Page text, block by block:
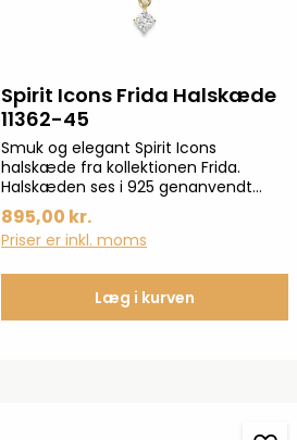
Spirit Icons Frida Halskæde
11362-45
Smuk og elegant Spirit Icons
halskæde fra kollektionen Frida.
Halskæden ses i 925 genanvendt
sterlingsølv belagt med 18 kt. guld.
Det flotte hjertevedhæng ses med
en unik zirkonia-sten. Halskæden kan
895,00 kr.
Priser er inkl. moms
Læg i kurven